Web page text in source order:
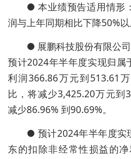
● 本业绩预告适用情形
润与上年同期相比下降50%以
● 展鹏科技股份有限公司
预计2024年半年度实现归属
利润366.86万元到513.61
比，将减少3,425.20万元到
减少86.96% 到90.69%。
● 预计2024年半年度实
东的扣除非经常性损益的